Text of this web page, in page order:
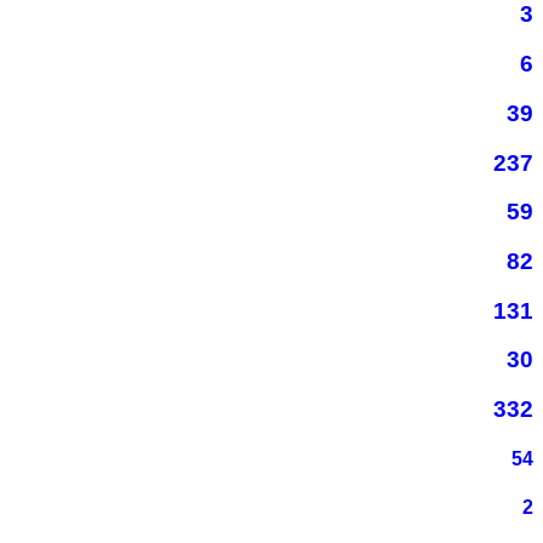
3
6
39
237
59
82
131
30
332
54
2